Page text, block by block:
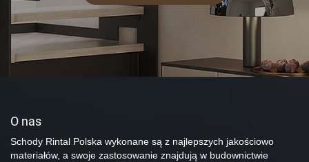
O nas
Schody Rintal Polska wykonane są z najlepszych jakościowo
materiałów, a swoje zastosowanie znajdują w budownictwie